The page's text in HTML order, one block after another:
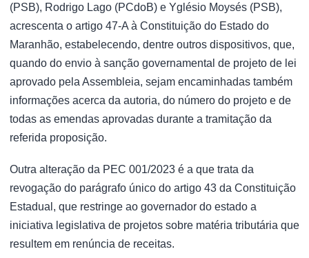
(PSB), Rodrigo Lago (PCdoB) e Yglésio Moysés (PSB),
acrescenta o artigo 47-A à Constituição do Estado do
Maranhão, estabelecendo, dentre outros dispositivos, que,
quando do envio à sanção governamental de projeto de lei
aprovado pela Assembleia, sejam encaminhadas também
informações acerca da autoria, do número do projeto e de
todas as emendas aprovadas durante a tramitação da
referida proposição.
Outra alteração da PEC 001/2023 é a que trata da
revogação do parágrafo único do artigo 43 da Constituição
Estadual, que restringe ao governador do estado a
iniciativa legislativa de projetos sobre matéria tributária que
resultem em renúncia de receitas.